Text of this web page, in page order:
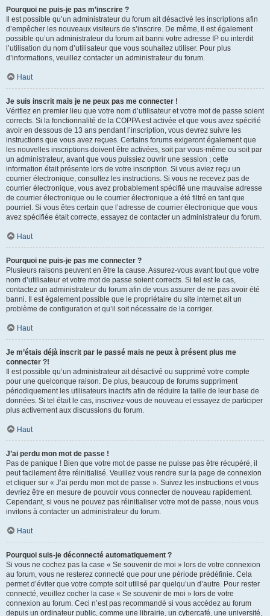
Pourquoi ne puis-je pas m’inscrire ?
Il est possible qu’un administrateur du forum ait désactivé les inscriptions afin
d’empêcher les nouveaux visiteurs de s’inscrire. De même, il est également
possible qu’un administrateur du forum ait banni votre adresse IP ou interdit
l’utilisation du nom d’utilisateur que vous souhaitez utiliser. Pour plus
d’informations, veuillez contacter un administrateur du forum.
Haut
Je suis inscrit mais je ne peux pas me connecter !
Vérifiez en premier lieu que votre nom d’utilisateur et votre mot de passe soient
corrects. Si la fonctionnalité de la COPPA est activée et que vous avez spécifié
avoir en dessous de 13 ans pendant l’inscription, vous devrez suivre les
instructions que vous avez reçues. Certains forums exigeront également que
les nouvelles inscriptions doivent être activées, soit par vous-même ou soit par
un administrateur, avant que vous puissiez ouvrir une session ; cette
information était présente lors de votre inscription. Si vous aviez reçu un
courrier électronique, consultez les instructions. Si vous ne recevez pas de
courrier électronique, vous avez probablement spécifié une mauvaise adresse
de courrier électronique ou le courrier électronique a été filtré en tant que
pourriel. Si vous êtes certain que l’adresse de courrier électronique que vous
avez spécifiée était correcte, essayez de contacter un administrateur du forum.
Haut
Pourquoi ne puis-je pas me connecter ?
Plusieurs raisons peuvent en être la cause. Assurez-vous avant tout que votre
nom d’utilisateur et votre mot de passe soient corrects. Si tel est le cas,
contactez un administrateur du forum afin de vous assurer de ne pas avoir été
banni. Il est également possible que le propriétaire du site internet ait un
problème de configuration et qu’il soit nécessaire de la corriger.
Haut
Je m’étais déjà inscrit par le passé mais ne peux à présent plus me
connecter ?!
Il est possible qu’un administrateur ait désactivé ou supprimé votre compte
pour une quelconque raison. De plus, beaucoup de forums suppriment
périodiquement les utilisateurs inactifs afin de réduire la taille de leur base de
données. Si tel était le cas, inscrivez-vous de nouveau et essayez de participer
plus activement aux discussions du forum.
Haut
J’ai perdu mon mot de passe !
Pas de panique ! Bien que votre mot de passe ne puisse pas être récupéré, il
peut facilement être réinitialisé. Veuillez vous rendre sur la page de connexion
et cliquer sur « J’ai perdu mon mot de passe ». Suivez les instructions et vous
devriez être en mesure de pouvoir vous connecter de nouveau rapidement.
Cependant, si vous ne pouvez pas réinitialiser votre mot de passe, nous vous
invitons à contacter un administrateur du forum.
Haut
Pourquoi suis-je déconnecté automatiquement ?
Si vous ne cochez pas la case « Se souvenir de moi » lors de votre connexion
au forum, vous ne resterez connecté que pour une période prédéfinie. Cela
permet d’éviter que votre compte soit utilisé par quelqu’un d’autre. Pour rester
connecté, veuillez cocher la case « Se souvenir de moi » lors de votre
connexion au forum. Ceci n’est pas recommandé si vous accédez au forum
depuis un ordinateur public, comme une librairie, un cybercafé, une université,